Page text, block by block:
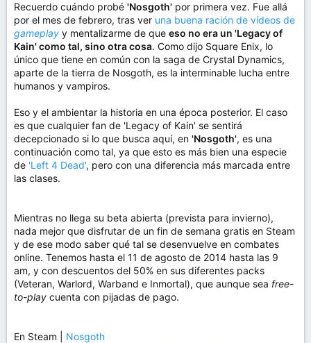
e
m
a
Recuerdo cuándo probé 'Nosgoth' por primera vez. Fue allá
por el mes de febrero, tras ver una buena ración de vídeos de
gameplay y mentalizarme de que eso no era un 'Legacy of
Kain' como tal, sino otra cosa. Como dijo Square Enix, lo
único que tiene en común con la saga de Crystal Dynamics,
aparte de la tierra de Nosgoth, es la interminable lucha entre
humanos y vampiros.
Eso y el ambientar la historia en una época posterior. El caso
es que cualquier fan de 'Legacy of Kain' se sentirá
decepcionado si lo que busca aquí, en 'Nosgoth', es una
continuación como tal, ya que esto es más bien una especie
de 'Left 4 Dead', pero con una diferencia más marcada entre
las clases.
Mientras no llega su beta abierta (prevista para invierno),
nada mejor que disfrutar de un fin de semana gratis en Steam
y de ese modo saber qué tal se desenvuelve en combates
online. Tenemos hasta el 11 de agosto de 2014 hasta las 9
am, y con descuentos del 50% en sus diferentes packs
(Veteran, Warlord, Warband e Inmortal), que aunque sea free-
to-play cuenta con pijadas de pago.
En Steam | Nosgoth